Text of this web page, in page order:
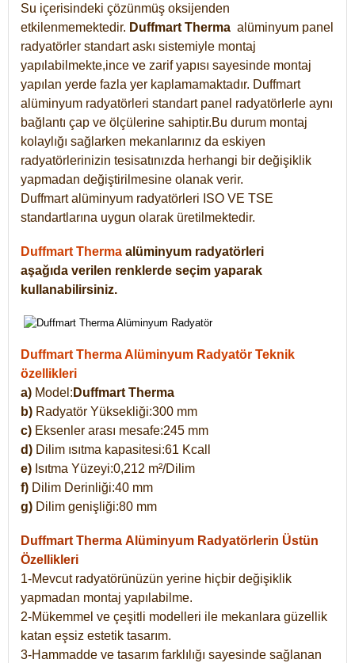
Su içerisindeki çözünmüş oksijenden
etkilenmemektedir. Duffmart Therma alüminyum panel
radyatörler standart askı sistemiyle montaj
yapılabilmekte,ince ve zarif yapısı sayesinde montaj
yapılan yerde fazla yer kaplamamaktadır. Duffmart
alüminyum radyatörleri standart panel radyatörlerle aynı
bağlantı çap ve ölçülerine sahiptir.Bu durum montaj
kolaylığı sağlarken mekanlarınız da eskiyen
radyatörlerinizin tesisatınızda herhangi bir değişiklik
yapmadan değiştirilmesine olanak verir.
Duffmart alüminyum radyatörleri ISO VE TSE
standartlarına uygun olarak üretilmektedir.
Duffmart Therma alüminyum radyatörleri
aşağıda verilen renklerde seçim yaparak
kullanabilirsiniz.
Duffmart Therma Alüminyum Radyatör Teknik
özellikleri
a) Model: Duffmart Therma
b) Radyatör Yüksekliği:300 mm
c) Eksenler arası mesafe:245 mm
d) Dilim ısıtma kapasitesi:61 Kcall
e) Isıtma Yüzeyi:0,212 m²/Dilim
f) Dilim Derinliği:40 mm
g) Dilim genişliği:80 mm
Duffmart Therma Alüminyum Radyatörlerin Üstün
Özellikleri
1-Mevcut radyatörünüzün yerine hiçbir değişiklik
yapmadan montaj yapılabilme.
2-Mükemmel ve çeşitli modelleri ile mekanlara güzellik
katan eşsiz estetik tasarım.
3-Hammadde ve tasarım farklılığı sayesinde sağlanan